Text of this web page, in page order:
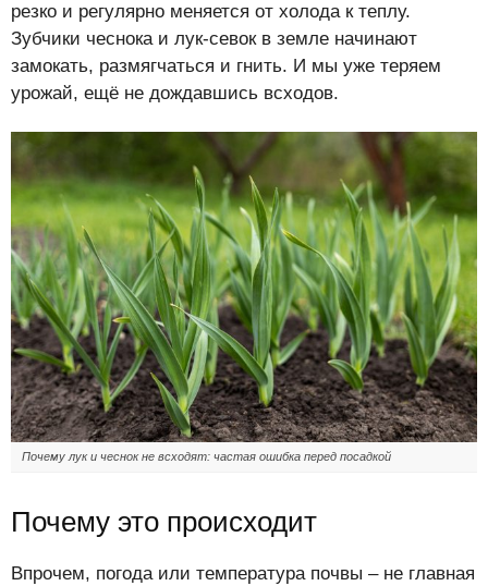
резко и регулярно меняется от холода к теплу.
Зубчики чеснока и лук-севок в земле начинают
замокать, размягчаться и гнить. И мы уже теряем
урожай, ещё не дождавшись всходов.
Почему лук и чеснок не всходят: частая ошибка перед посадкой
Почему это происходит
Впрочем, погода или температура почвы – не главная